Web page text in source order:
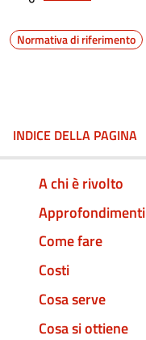
Normativa di riferimento
INDICE DELLA PAGINA
A chi è rivolto
Approfondimenti
Come fare
Costi
Cosa serve
Cosa si ottiene